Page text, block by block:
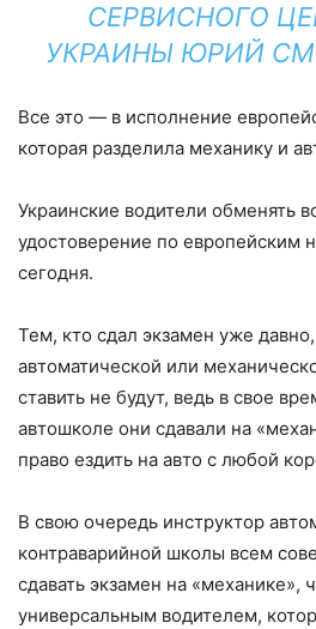
СЕРВИСНОГО
УКРАИНЫ ЮРИЙ
Все это — в исполнение
которая разделила механику и
Украинские водители обменять
удостоверение по европейским
сегодня.
Тем, кто сдал экзамен уже
автоматической или
ставить не будут, ведь в свое
автошколе они сдавали на
право ездить на авто с любой
В свою очередь инструктор
контраварийной школы всем
сдавать экзамен на «механике»,
универсальным водителем,